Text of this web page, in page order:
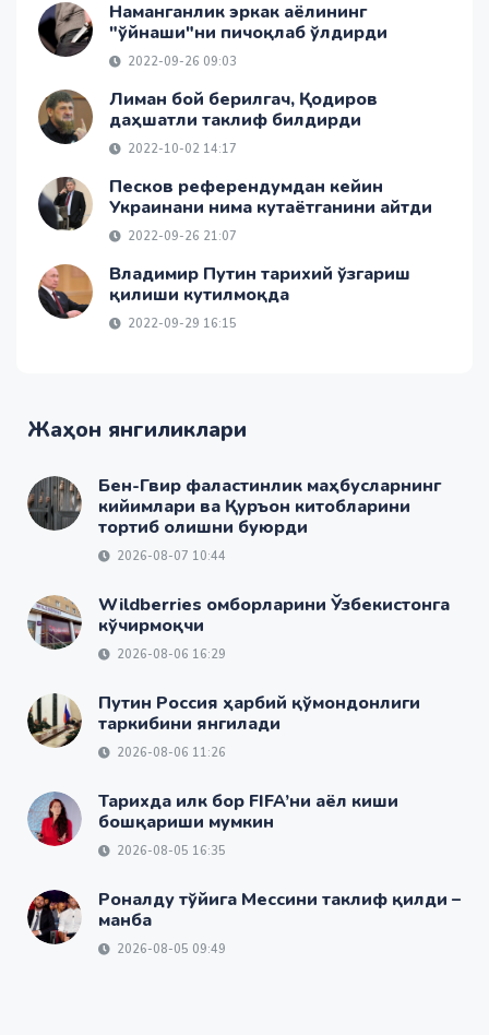
Наманганлик эркак аёлининг
"ўйнаши"ни пичоқлаб ўлдирди
2022-09-26 09:03
Лиман бой берилгач, Қодиров
даҳшатли таклиф билдирди
2022-10-02 14:17
Песков референдумдан кейин
Украинани нима кутаётганини айтди
2022-09-26 21:07
Владимир Путин тарихий ўзгариш
қилиши кутилмоқда
2022-09-29 16:15
Жаҳон янгиликлари
Бен-Гвир фаластинлик маҳбусларнинг
кийимлари ва Қуръон китобларини
тортиб олишни буюрди
2026-08-07 10:44
Wildberries омборларини Ўзбекистонга
кўчирмоқчи
2026-08-06 16:29
Путин Россия ҳарбий қўмондонлиги
таркибини янгилади
2026-08-06 11:26
Тарихда илк бор FIFA’ни аёл киши
бошқариши мумкин
2026-08-05 16:35
Роналду тўйига Мессини таклиф қилди –
манба
2026-08-05 09:49